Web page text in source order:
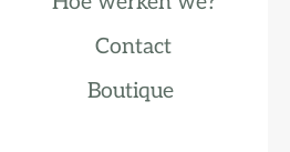
Contact
Boutique